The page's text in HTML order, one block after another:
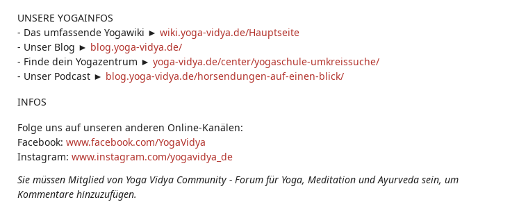
UNSERE YOGAINFOS
- Das umfassende Yogawiki ► wiki.yoga-vidya.de/Hauptseite
- Unser Blog ► blog.yoga-vidya.de/
- Finde dein Yogazentrum ► yoga-vidya.de/center/yogaschule-umkreissuche/
- Unser Podcast ► blog.yoga-vidya.de/horsendungen-auf-einen-blick/
INFOS
Folge uns auf unseren anderen Online-Kanälen:
Facebook: www.facebook.com/YogaVidya
Instagram: www.instagram.com/yogavidya_de
Sie müssen Mitglied von Yoga Vidya Community - Forum für Yoga, Meditation und Ayurveda sein, um
Kommentare hinzuzufügen.